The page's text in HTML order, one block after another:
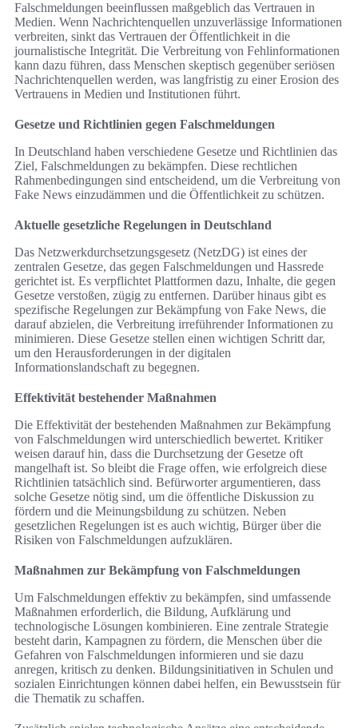
Falschmeldungen beeinflussen maßgeblich das Vertrauen in
Medien. Wenn Nachrichtenquellen unzuverlässige Informationen
verbreiten, sinkt das Vertrauen der Öffentlichkeit in die
journalistische Integrität. Die Verbreitung von Fehlinformationen
kann dazu führen, dass Menschen skeptisch gegenüber seriösen
Nachrichtenquellen werden, was langfristig zu einer Erosion des
Vertrauens in Medien und Institutionen führt.
Gesetze und Richtlinien gegen Falschmeldungen
In Deutschland haben verschiedene Gesetze und Richtlinien das
Ziel, Falschmeldungen zu bekämpfen. Diese rechtlichen
Rahmenbedingungen sind entscheidend, um die Verbreitung von
Fake News einzudämmen und die Öffentlichkeit zu schützen.
Aktuelle gesetzliche Regelungen in Deutschland
Das Netzwerkdurchsetzungsgesetz (NetzDG) ist eines der
zentralen Gesetze, das gegen Falschmeldungen und Hassrede
gerichtet ist. Es verpflichtet Plattformen dazu, Inhalte, die gegen
Gesetze verstoßen, zügig zu entfernen. Darüber hinaus gibt es
spezifische Regelungen zur Bekämpfung von Fake News, die
darauf abzielen, die Verbreitung irreführender Informationen zu
minimieren. Diese Gesetze stellen einen wichtigen Schritt dar,
um den Herausforderungen in der digitalen
Informationslandschaft zu begegnen.
Effektivität bestehender Maßnahmen
Die Effektivität der bestehenden Maßnahmen zur Bekämpfung
von Falschmeldungen wird unterschiedlich bewertet. Kritiker
weisen darauf hin, dass die Durchsetzung der Gesetze oft
mangelhaft ist. So bleibt die Frage offen, wie erfolgreich diese
Richtlinien tatsächlich sind. Befürworter argumentieren, dass
solche Gesetze nötig sind, um die öffentliche Diskussion zu
fördern und die Meinungsbildung zu schützen. Neben
gesetzlichen Regelungen ist es auch wichtig, Bürger über die
Risiken von Falschmeldungen aufzuklären.
Maßnahmen zur Bekämpfung von Falschmeldungen
Um Falschmeldungen effektiv zu bekämpfen, sind umfassende
Maßnahmen erforderlich, die Bildung, Aufklärung und
technologische Lösungen kombinieren. Eine zentrale Strategie
besteht darin, Kampagnen zu fördern, die Menschen über die
Gefahren von Falschmeldungen informieren und sie dazu
anregen, kritisch zu denken. Bildungsinitiativen in Schulen und
sozialen Einrichtungen können dabei helfen, ein Bewusstsein für
die Thematik zu schaffen.